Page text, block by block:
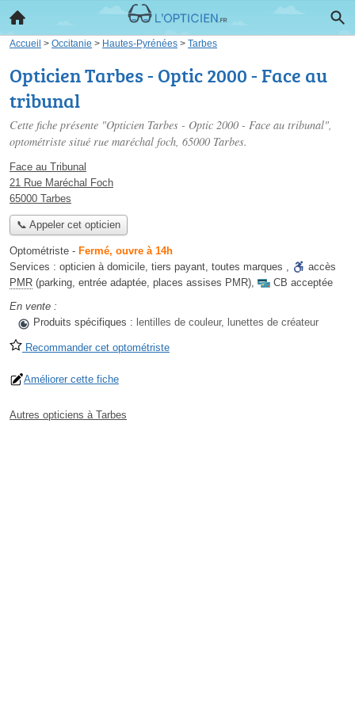
Accueil > Occitanie > Hautes-Pyrénées > Tarbes
Opticien Tarbes - Optic 2000 - Face au
tribunal
Cette fiche présente "Opticien Tarbes - Optic 2000 - Face au tribunal",
optométriste situé rue maréchal foch, 65000 Tarbes.
Face au Tribunal
21 Rue Maréchal Foch
65000 Tarbes
📞 Appeler cet opticien
Optométriste - Fermé, ouvre à 14h
Services : opticien à domicile, tiers payant, toutes marques ,
accès
PMR (parking, entrée adaptée, places assises PMR),
CB acceptée
En vente :
Produits spécifiques : lentilles de couleur, lunettes de créateur
Recommander cet optométriste
Améliorer cette fiche
Autres opticiens à Tarbes